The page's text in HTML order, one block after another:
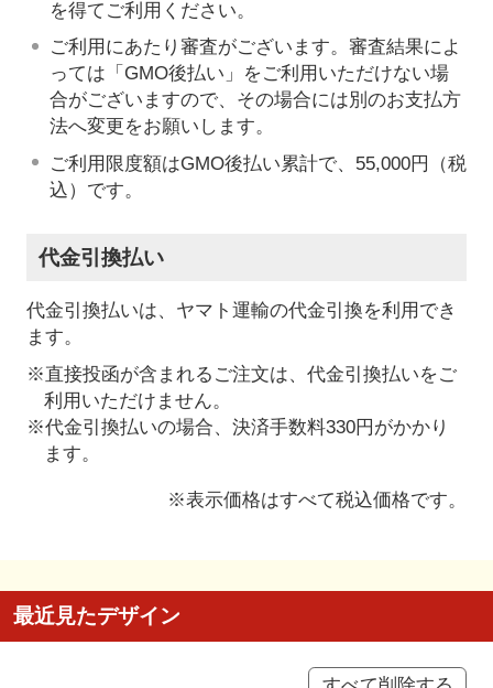
を得てご利用ください。
ご利用にあたり審査がございます。審査結果によ
っては「GMO後払い」をご利用いただけない場
合がございますので、その場合には別のお支払方
法へ変更をお願いします。
ご利用限度額はGMO後払い累計で、55,000円（税
込）です。
代金引換払い
代金引換払いは、ヤマト運輸の代金引換を利用でき
ます。
※直接投函が含まれるご注文は、代金引換払いをご
利用いただけません。
※代金引換払いの場合、決済手数料330円がかかり
ます。
※表示価格はすべて税込価格です。
最近見たデザイン